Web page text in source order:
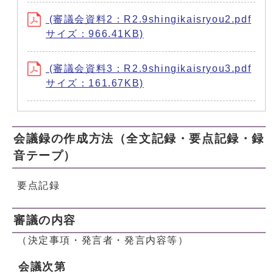
(審議会資料2：R2.9shingikaisryou2.pdf
サイズ：966.41KB)
(審議会資料3：R2.9shingikaisryou3.pdf
サイズ：161.67KB)
会議録の作成方法（全文記録・要点記録・録
音テープ）
要点記録
審議の内容
（決定事項・発言者・発言内容等）
会議次第